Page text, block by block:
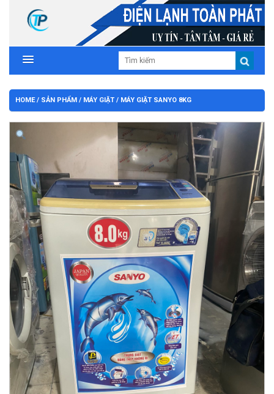
HOME/ SẢN PHẨM / MÁY GIẶT / MÁY GIẶT SANYO 8KG